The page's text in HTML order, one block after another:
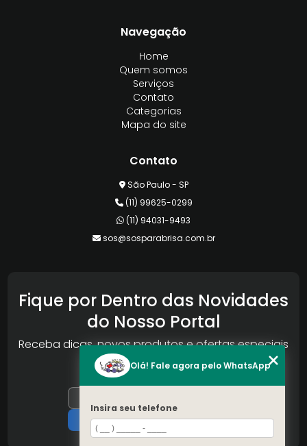
Navegação
Home
Quem somos
Serviços
Contato
Categorias
Mapa do site
Contato
São Paulo - SP
(11) 99625-0299
(11) 94031-9493
sos@sosparabrisa.com.br
Fique por Dentro das Novidades
do Nosso Portal
Receba dicas, novos produtos e ofertas especiais
da Reconlog
Olá! Fale agora pelo WhatsApp
Insira seu telefone